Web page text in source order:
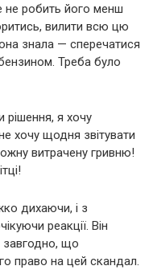
не робить його менш
вилити всю цю
знала — сперечатися
Треба було
рішення, я хочу
хочу щодня звітувати
витрачену гривню!
дихаючи, і з
реакції. Він
завгодно, що
право на цей скандал.